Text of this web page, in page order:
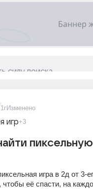
1гИзменено
игр+3
игра в 2д от
чтобы её спасти, на